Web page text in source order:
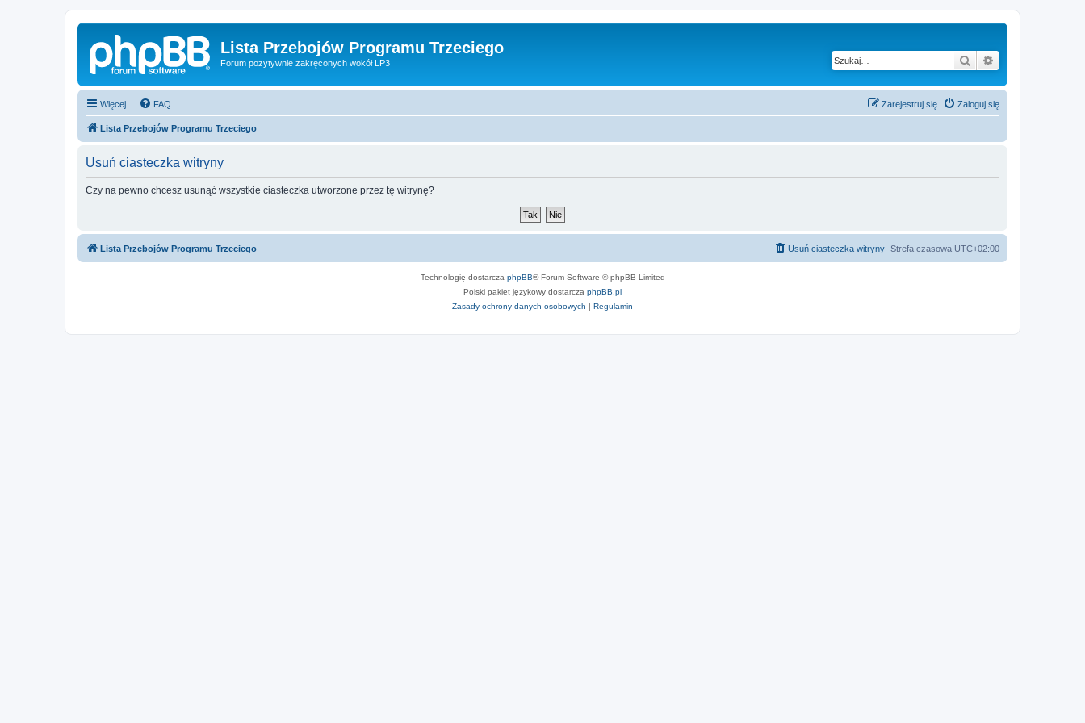
Lista Przebojów Programu Trzeciego
Forum pozytywnie zakręconych wokół LP3 Szukaj
Więcej… FAQ Zaloguj się
Zarejestruj się
Lista Przebojów Programu Trzeciego
Usuń ciasteczka witryny
Czy na pewno chcesz usunąć wszystkie ciasteczka utworzone przez tę witrynę?
Lista Przebojów Programu Trzeciego Strefa czasowa UTC+02:00
Usuń ciasteczka witryny
Technologię dostarcza phpBB® Forum Software © phpBB Limited
Polski pakiet językowy dostarcza phpBB.pl
Zasady ochrony danych osobowych | Regulamin